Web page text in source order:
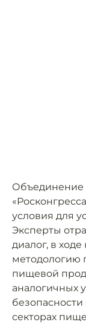
Объединение
условия для
Эксперты
диалог, в
методологию
пищевой
аналогичных
секторах